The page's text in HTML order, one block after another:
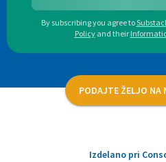
By subscribing you agree to
Policy and their
PODAJTE ŽELJO NA
Izdelano pri